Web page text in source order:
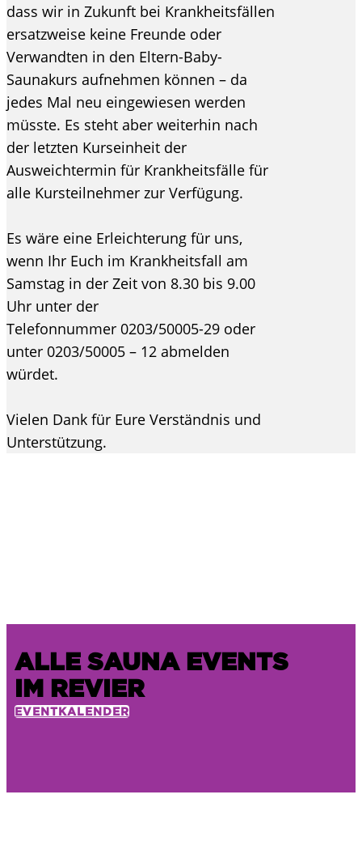
dass wir in Zukunft bei Krankheitsfällen
ersatzweise keine Freunde oder
Verwandten in den Eltern-Baby-
Saunakurs aufnehmen können – da
jedes Mal neu eingewiesen werden
müsste. Es steht aber weiterhin nach
der letzten Kurseinheit der
Ausweichtermin für Krankheitsfälle für
alle Kursteilnehmer zur Verfügung.
Es wäre eine Erleichterung für uns,
wenn Ihr Euch im Krankheitsfall am
Samstag in der Zeit von 8.30 bis 9.00
Uhr unter der
Telefonnummer 0203/50005-29 oder
unter 0203/50005 – 12 abmelden
würdet.
Vielen Dank für Eure Verständnis und
Unterstützung.
ALLE SAUNA EVENTS
IM REVIER
EVENTKALENDER